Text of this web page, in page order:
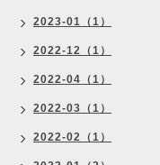
2023-01（1）
2022-12（1）
2022-04（1）
2022-03（1）
2022-02（1）